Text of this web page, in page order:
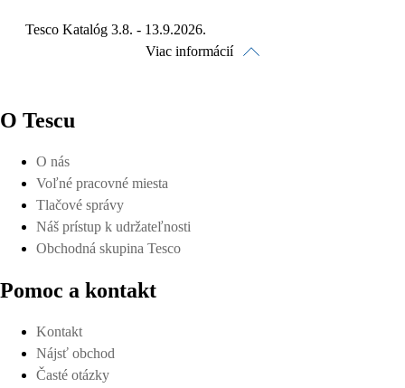
Tesco Katalóg 3.8. - 13.9.2026.
Viac informácií
O Tescu
O nás
Voľné pracovné miesta
Tlačové správy
Náš prístup k udržateľnosti
Obchodná skupina Tesco
Pomoc a kontakt
Kontakt
Nájsť obchod
Časté otázky